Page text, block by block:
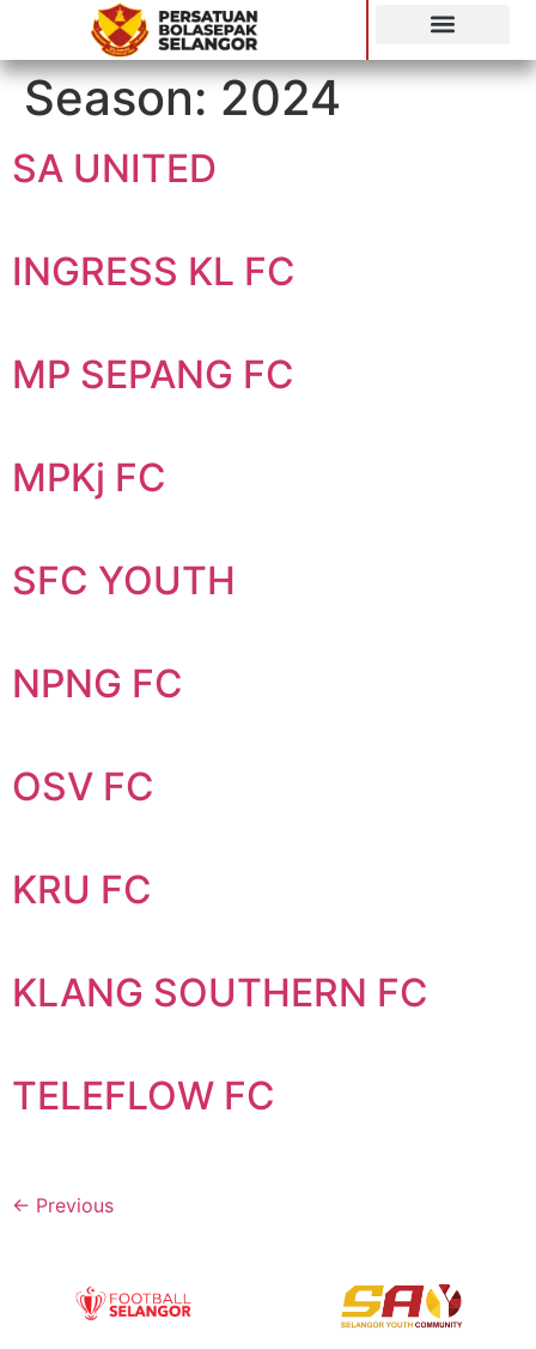
Season:2024
SA UNITED
INGRESS KL FC
MP SEPANG FC
MPKj FC
SFC YOUTH
NPNG FC
OSV FC
KRU FC
KLANG SOUTHERN FC
TELEFLOW FC
← Previous